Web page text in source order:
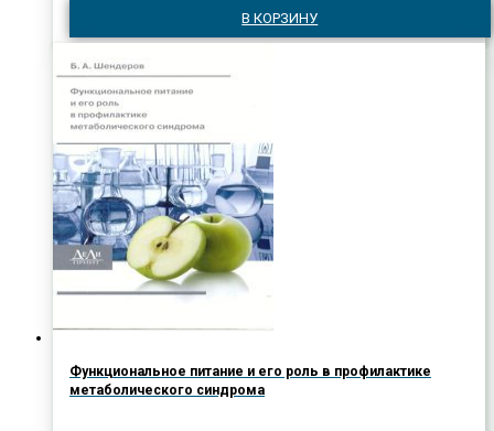
В КОРЗИНУ
Функциональное питание и его роль в профилактике
метаболического синдрома